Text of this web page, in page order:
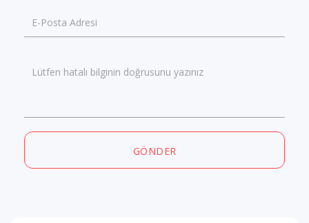
E-Posta Adresi
Lütfen hatalı bilginin doğrusunu yazınız
GÖNDER